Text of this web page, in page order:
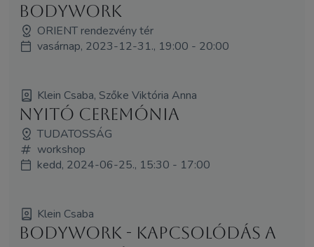
Bodywork
ORIENT rendezvény tér
vasárnap, 2023-12-31., 19:00 - 20:00
Klein Csaba, Szőke Viktória Anna
Nyitó ceremónia
TUDATOSSÁG
workshop
kedd, 2024-06-25., 15:30 - 17:00
Klein Csaba
BODYWORK - Kapcsolódás a